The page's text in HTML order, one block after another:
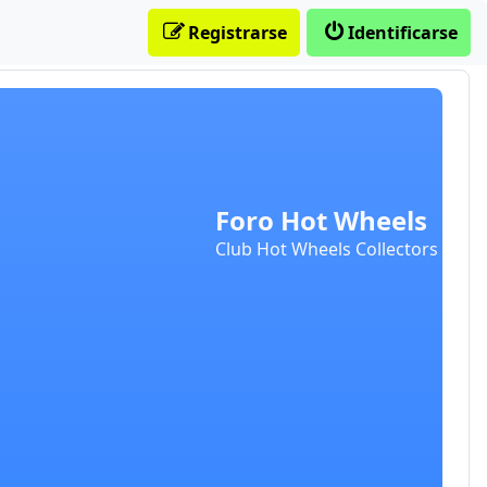
Foro Hot Wheels
Club Hot Wheels Collectors
Identificarse
Registrarse